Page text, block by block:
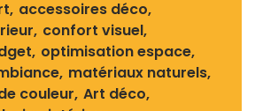
accessoires déco
confort visuel
optimisation espace
matériaux naturels
couleur Art déco